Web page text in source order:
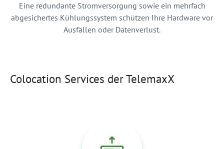
Eine redundante Stromversorgung sowie ein mehrfach
abgesichertes Kühlungssystem schützen Ihre Hardware vor
Ausfällen oder Datenverlust.
Colocation Services der TelemaxX